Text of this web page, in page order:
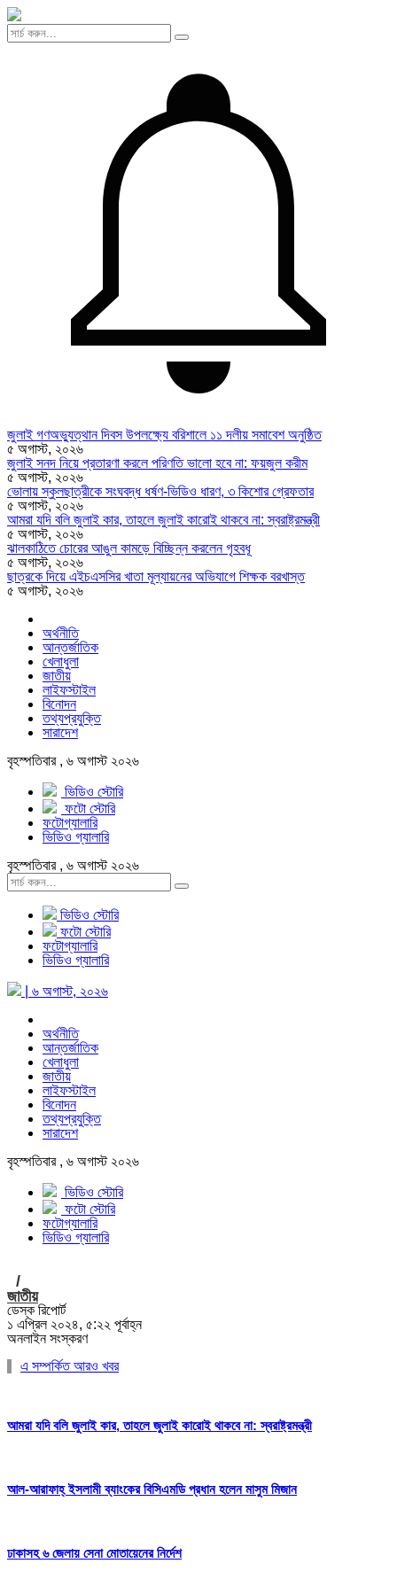
জুলাই গণঅভ্যুত্থান দিবস উপলক্ষ্যে বরিশালে ১১ দলীয় সমাবেশ অনুষ্ঠিত
৫ অগাস্ট, ২০২৬
জুলাই সনদ নিয়ে প্রতারণা করলে পরিণতি ভালো হবে না: ফয়জুল করীম
৫ অগাস্ট, ২০২৬
ভোলায় স্কুলছাত্রীকে সংঘবদ্ধ ধর্ষণ-ভিডিও ধারণ, ৩ কিশোর গ্রেফতার
৫ অগাস্ট, ২০২৬
আমরা যদি বলি জুলাই কার, তাহলে জুলাই কারোই থাকবে না: স্বরাষ্ট্রমন্ত্রী
৫ অগাস্ট, ২০২৬
ঝালকাঠিতে চোরের আঙুল কামড়ে বিচ্ছিন্ন করলেন গৃহবধূ
৫ অগাস্ট, ২০২৬
ছাত্রকে দিয়ে এইচএসসির খাতা মূল্যায়নের অভিযাগে শিক্ষক বরখাস্ত
৫ অগাস্ট, ২০২৬
অর্থনীতি
আন্তর্জাতিক
খেলাধুলা
জাতীয়
লাইফস্টাইল
বিনোদন
তথ্যপ্রযুক্তি
সারাদেশ
বৃহস্পতিবার , ৬ অগাস্ট ২০২৬
ভিডিও স্টোরি
ফটো স্টোরি
ফটোগ্যালারি
ভিডিও গ্যালারি
বৃহস্পতিবার , ৬ অগাস্ট ২০২৬
ভিডিও স্টোরি
ফটো স্টোরি
ফটোগ্যালারি
ভিডিও গ্যালারি
| ৬ অগাস্ট, ২০২৬
অর্থনীতি
আন্তর্জাতিক
খেলাধুলা
জাতীয়
লাইফস্টাইল
বিনোদন
তথ্যপ্রযুক্তি
সারাদেশ
বৃহস্পতিবার , ৬ অগাস্ট ২০২৬
ভিডিও স্টোরি
ফটো স্টোরি
ফটোগ্যালারি
ভিডিও গ্যালারি
/
জাতীয়
ডেস্ক রিপোর্ট
১ এপ্রিল ২০২৪, ৫:২২ পূর্বাহ্ন
অনলাইন সংস্করণ
এ সম্পর্কিত আরও খবর
আমরা যদি বলি জুলাই কার, তাহলে জুলাই কারোই থাকবে না: স্বরাষ্ট্রমন্ত্রী
আল-আরাফাহ্ ইসলামী ব্যাংকের বিসিএমডি প্রধান হলেন মাসুম মিজান
ঢাকাসহ ৬ জেলায় সেনা মোতায়েনের নির্দেশ